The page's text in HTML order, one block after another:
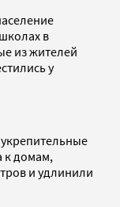
в
из жителей
у
к домам,
и удлинили